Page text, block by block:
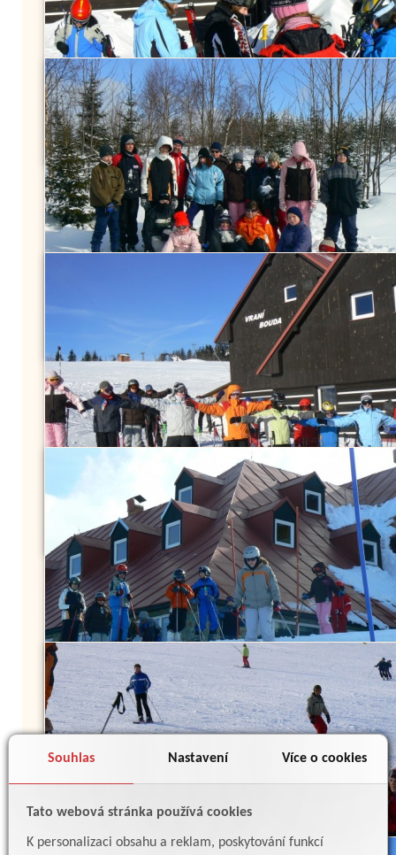
Souhlas Nastavení Více o cookies
Tato webová stránka používá cookies
K personalizaci obsahu a reklam, poskytování funkcí